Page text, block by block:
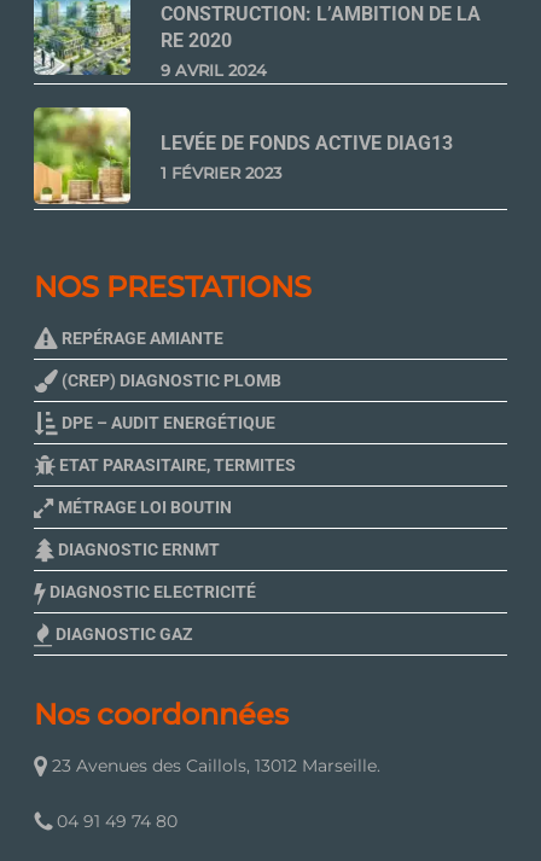
CONSTRUCTION: L’AMBITION DE LA
RE 2020
9 AVRIL 2024
LEVÉE DE FONDS ACTIVE DIAG13
1 FÉVRIER 2023
NOS PRESTATIONS
REPÉRAGE AMIANTE
(CREP) DIAGNOSTIC PLOMB
DPE – AUDIT ENERGÉTIQUE
ETAT PARASITAIRE, TERMITES
MÉTRAGE LOI BOUTIN
DIAGNOSTIC ERNMT
DIAGNOSTIC ELECTRICITÉ
DIAGNOSTIC GAZ
Nos coordonnées
23 Avenues des Caillols, 13012 Marseille.
04 91 49 74 80